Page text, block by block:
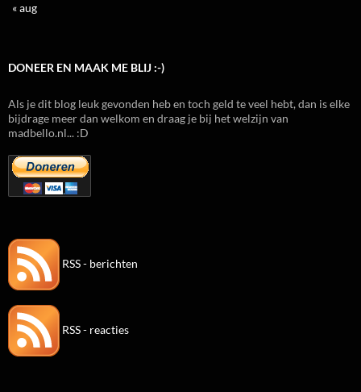
« aug
DONEER EN MAAK ME BLIJ :-)
Als je dit blog leuk gevonden heb en toch geld te veel hebt, dan is elke
bijdrage meer dan welkom en draag je bij het welzijn van
madbello.nl... :D
RSS - berichten
RSS - reacties